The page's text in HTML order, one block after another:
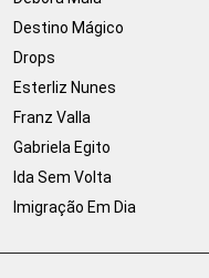
Destino Mágico
Drops
Esterliz Nunes
Franz Valla
Gabriela Egito
Ida Sem Volta
Imigração Em Dia